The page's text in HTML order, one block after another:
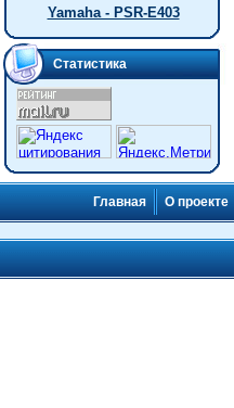
Yamaha - PSR-E403
Статистика
Главная О проекте